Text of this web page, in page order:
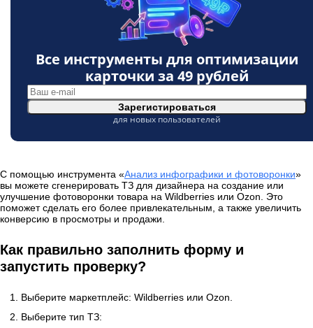
С помощью инструмента «Анализ инфографики и фотоворонки»
вы можете сгенерировать ТЗ для дизайнера на создание или
улучшение фотоворонки товара на Wildberries или Ozon. Это
поможет сделать его более привлекательным, а также увеличить
конверсию в просмотры и продажи.
Как правильно заполнить форму и
запустить проверку?
Выберите маркетплейс: Wildberries или Ozon.
Выберите тип ТЗ:
Все инструменты для оптимизации
карточки за 49 рублей
Зарегистироваться
для новых пользователей